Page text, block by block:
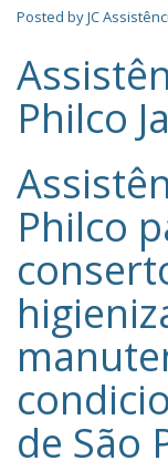
Posted byJC
Philco
Philco‎
de São